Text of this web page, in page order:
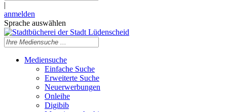
|
anmelden
Sprache auswählen
Mediensuche
Einfache Suche
Erweiterte Suche
Neuerwerbungen
Onleihe
Digibib